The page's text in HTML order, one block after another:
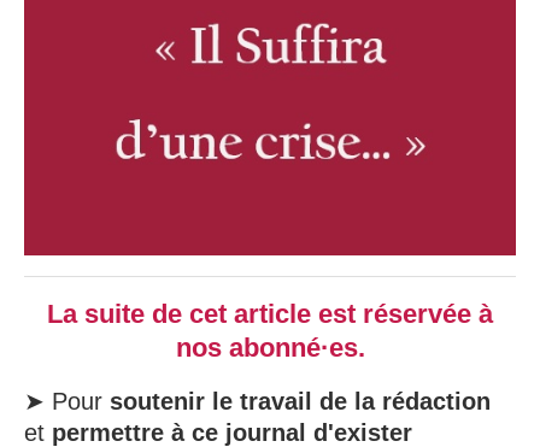
La suite de cet article est réservée à
nos abonné·es.
➤ Pour soutenir le travail de la rédaction
et permettre à ce journal d'exister